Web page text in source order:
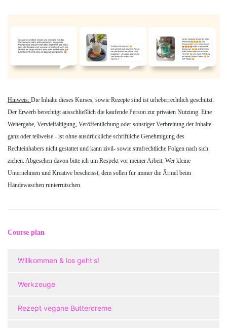
Hinweis: Die Inhalte dieses Kurses, sowie Rezepte sind ist urheberrechtlich geschützt.
Der Erwerb berechtigt ausschließlich die kaufende Person zur privaten Nutzung. Eine
Weitergabe, Vervielfältigung, Veröffentlichung oder sonstiger Verbreitung der Inhalte -
ganz oder teilweise - ist ohne ausdrückliche schriftliche Genehmigung des
Rechteinhabers nicht gestattet und kann zivil- sowie strafrechtliche Folgen nach sich
ziehen. Abgesehen davon bitte ich um Respekt vor meiner Arbeit. Wer kleine
Unternehmen und Kreative bescheisst, dem sollen für immer die Ärmel beim
Händewaschen runterrutschen.
Course plan
Willkommen & los geht's!
Werkzeuge
Rezept vegane Buttercreme